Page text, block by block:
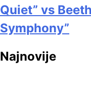
Quiet” vs
Symphony”
Najnovije